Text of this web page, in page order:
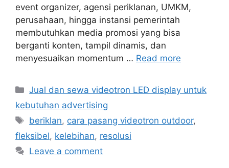
event organizer, agensi periklanan, UMKM,
perusahaan, hingga instansi pemerintah
membutuhkan media promosi yang bisa
berganti konten, tampil dinamis, dan
menyesuaikan momentum … Read more
Categories
Jual dan sewa videotron LED display untuk
kebutuhan advertising
Tags
beriklan, cara pasang videotron outdoor,
fleksibel, kelebihan, resolusi
Leave a comment